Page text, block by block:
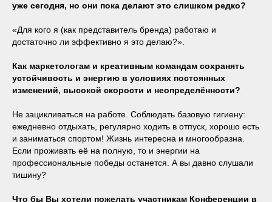
уже сегодня, но они пока делают это слишком редко?
«Для кого я (как представитель бренда) работаю и
достаточно ли эффективно я это делаю?».
Как маркетологам и креативным командам сохранять
устойчивость и энергию в условиях постоянных
изменений, высокой скорости и неопределённости?
Не зацикливаться на работе. Соблюдать базовую гигиену:
ежедневно отдыхать, регулярно ходить в отпуск, хорошо есть
и заниматься спортом! Жизнь интересна и многообразна.
Если проживать её на полную, то и энергии на
профессиональные победы останется. А вы давно слушали
тишину?
Что бы Вы хотели пожелать участникам Конференции в